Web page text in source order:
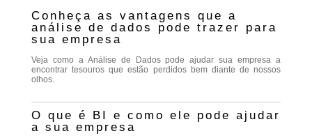
Conheça as vantagens que a
análise de dados pode trazer para
sua empresa
Veja como a Análise de Dados pode ajudar sua empresa a
encontrar tesouros que estão perdidos bem diante de nossos
olhos.
O que é BI e como ele pode ajudar
a sua empresa